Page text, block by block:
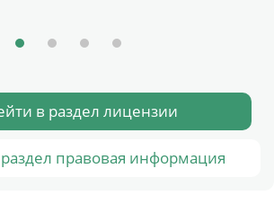
в раздел лицензии
правовая информация